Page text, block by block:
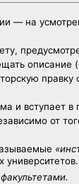
— на
описание
правку
и вступает в
от
факультетами.